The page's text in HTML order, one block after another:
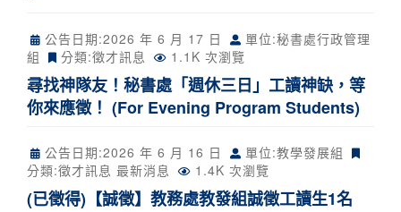
公告日期:2026 年 6 月 17 日
單位:秘書處行政管理
組
分類:徵才訊息 1.1K 次瀏覽
尋找神隊友！秘書處「週休三日」工讀神缺，等
你來應徵！ (For Evening Program Students)
公告日期:2026 年 6 月 16 日
單位:教學發展組
分類:徵才訊息 最新消息 1.4K 次瀏覽
(已徵得)【誠徵】教務處教發組誠徵工讀生1名